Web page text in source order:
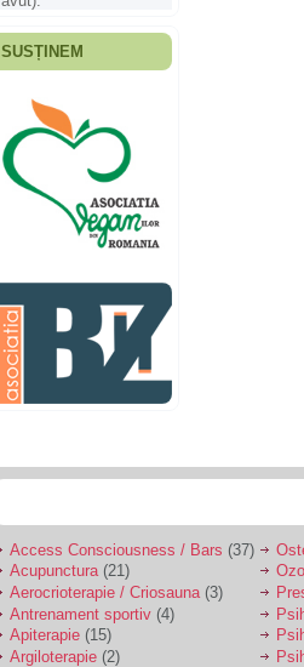
Fiica mea s-a nascut
ani, privind in urma
realizez cat de multe
greseli am facut in
educatia si cresterea
ei, am fost o mama
egoista, preocupata
de implinirea
profesionala, cand ea
era mica am neglijat-
agresiva, orice
greseala era taxata cu
o palma sau pedepse.
De 4 ani am o relatie
serioasa cu un barbat
sa se manifeste o
Ma aflu aici pentru ca
vreau sa stiu daca am
nevoie de un psiholog
sau psihiatru.
SUSȚINEM
Access Consciousness / Bars (37)
Acupunctura(21)
Aerocrioterapie / Criosauna (3)
Antrenament sportiv (4)
Apiterapie (15)
Argiloterapie (2)